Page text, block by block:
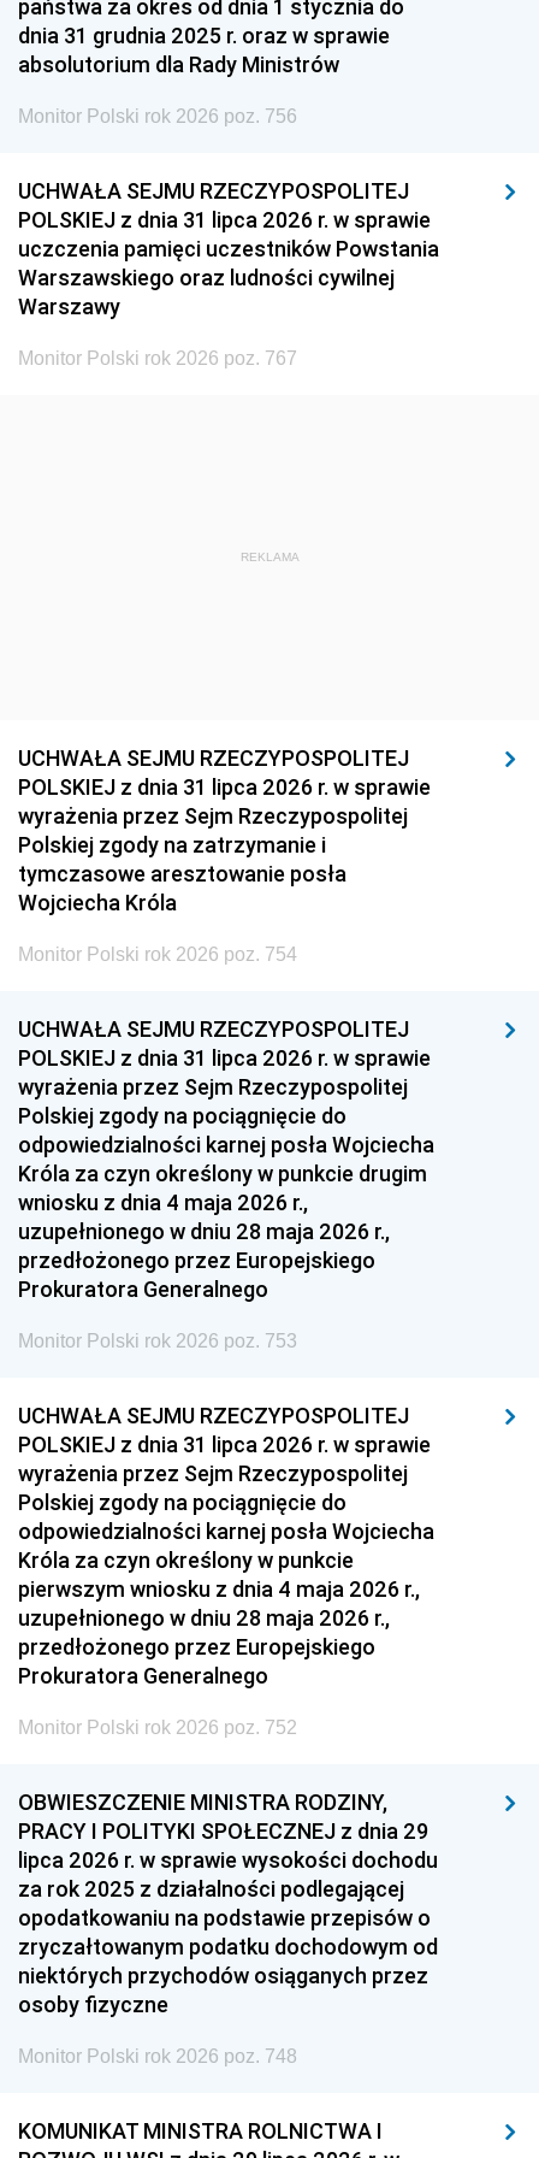
1948 1947 1946
1939 1938
państwa za okres od dnia 1 stycznia do
dnia 31 grudnia 2025 r. oraz w sprawie
absolutorium dla Rady Ministrów
Monitor Polski rok 2026 poz. 756
UCHWAŁA SEJMU RZECZYPOSPOLITEJ
POLSKIEJ z dnia 31 lipca 2026 r. w sprawie
uczczenia pamięci uczestników Powstania
Warszawskiego oraz ludności cywilnej
Warszawy
Monitor Polski rok 2026 poz. 767
REKLAMA
UCHWAŁA SEJMU RZECZYPOSPOLITEJ
POLSKIEJ z dnia 31 lipca 2026 r. w sprawie
wyrażenia przez Sejm Rzeczypospolitej
Polskiej zgody na zatrzymanie i
tymczasowe aresztowanie posła
Wojciecha Króla
Monitor Polski rok 2026 poz. 754
UCHWAŁA SEJMU RZECZYPOSPOLITEJ
POLSKIEJ z dnia 31 lipca 2026 r. w sprawie
wyrażenia przez Sejm Rzeczypospolitej
Polskiej zgody na pociągnięcie do
odpowiedzialności karnej posła Wojciecha
Króla za czyn określony w punkcie drugim
wniosku z dnia 4 maja 2026 r.,
uzupełnionego w dniu 28 maja 2026 r.,
przedłożonego przez Europejskiego
Prokuratora Generalnego
Monitor Polski rok 2026 poz. 753
UCHWAŁA SEJMU RZECZYPOSPOLITEJ
POLSKIEJ z dnia 31 lipca 2026 r. w sprawie
wyrażenia przez Sejm Rzeczypospolitej
Polskiej zgody na pociągnięcie do
odpowiedzialności karnej posła Wojciecha
Króla za czyn określony w punkcie
pierwszym wniosku z dnia 4 maja 2026 r.,
uzupełnionego w dniu 28 maja 2026 r.,
przedłożonego przez Europejskiego
Prokuratora Generalnego
Monitor Polski rok 2026 poz. 752
OBWIESZCZENIE MINISTRA RODZINY,
PRACY I POLITYKI SPOŁECZNEJ z dnia 29
lipca 2026 r. w sprawie wysokości dochodu
za rok 2025 z działalności podlegającej
opodatkowaniu na podstawie przepisów o
zryczałtowanym podatku dochodowym od
niektórych przychodów osiąganych przez
osoby fizyczne
Monitor Polski rok 2026 poz. 748
KOMUNIKAT MINISTRA ROLNICTWA I